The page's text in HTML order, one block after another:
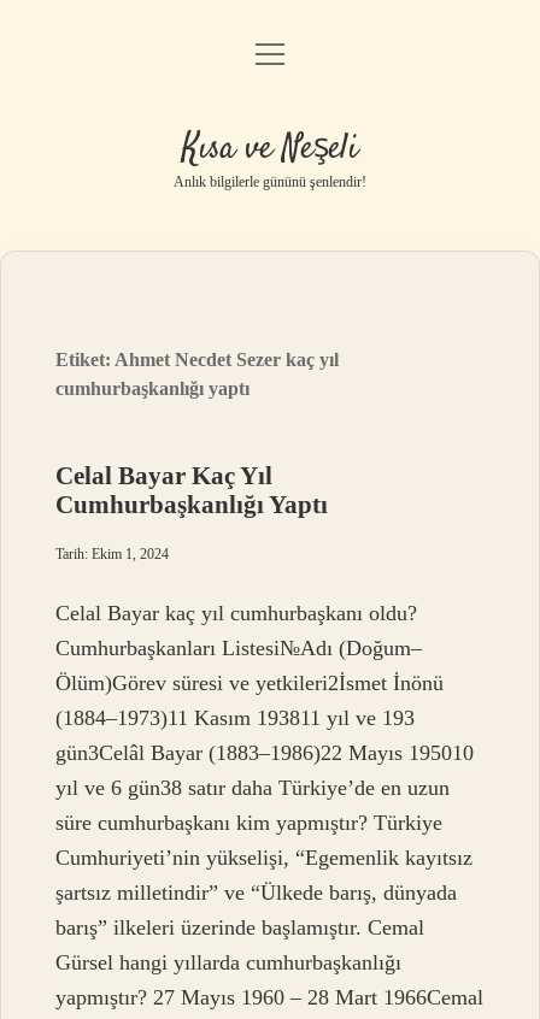
Anasayfa
Yasal Uyarı
menüyü
Kısa ve Neşeli
Anlık bilgilerle gününü şenlendir!
Etiket: Ahmet Necdet Sezer kaç yıl
cumhurbaşkanlığı yaptı
Celal Bayar Kaç Yıl
Cumhurbaşkanlığı Yaptı
Tarih: Ekim 1, 2024
Celal Bayar kaç yıl cumhurbaşkanı oldu?
Cumhurbaşkanları Listesi№Adı (Doğum–
Ölüm)Görev süresi ve yetkileri2İsmet İnönü
(1884–1973)11 Kasım 193811 yıl ve 193
gün3Celâl Bayar (1883–1986)22 Mayıs 195010
yıl ve 6 gün38 satır daha Türkiye’de en uzun
süre cumhurbaşkanı kim yapmıştır? Türkiye
Cumhuriyeti’nin yükselişi, “Egemenlik kayıtsız
şartsız milletindir” ve “Ülkede barış, dünyada
barış” ilkeleri üzerinde başlamıştır. Cemal
Gürsel hangi yıllarda cumhurbaşkanlığı
yapmıştır? 27 Mayıs 1960 – 28 Mart 1966Cemal